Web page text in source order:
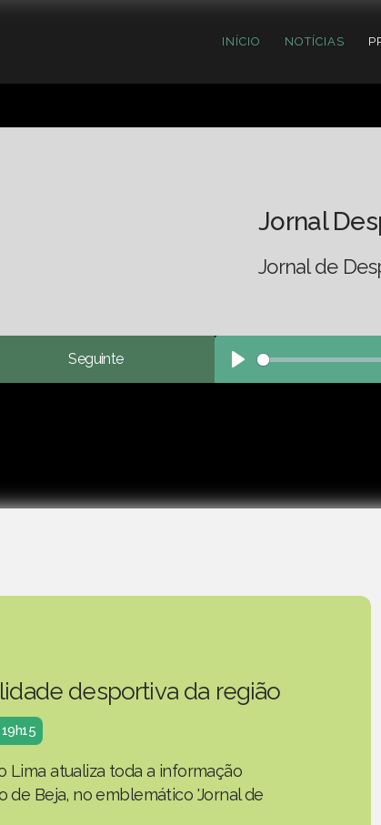
INÍCIO NOTÍCIAS
Jornal
Jornal de
Seguinte
Play
desportiva da região
Lima atualiza toda a informação
Beja, no emblemático 'Jornal de